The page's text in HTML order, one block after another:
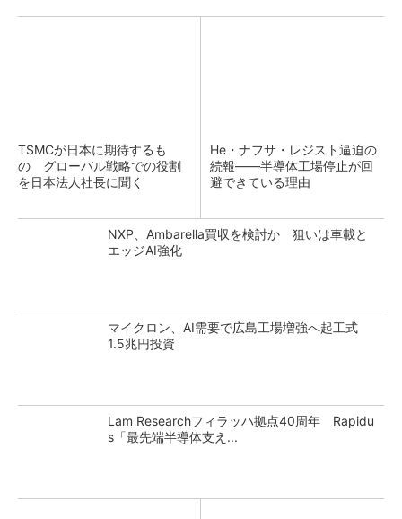
TSMCが日本に期待するも
の グローバル戦略での役割
を日本法人社長に聞く
He・ナフサ・レジスト逼迫の
続報――半導体工場停止が回
避できている理由
NXP、Ambarella買収を検討か 狙いは車載と
エッジAI強化
マイクロン、AI需要で広島工場増強へ起工式
1.5兆円投資
Lam Researchフィラッハ拠点40周年 Rapidu
s「最先端半導体支え...